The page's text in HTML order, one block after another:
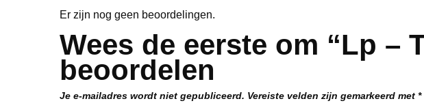
Er zijn nog geen beoordelingen.
Wees de eerste om “Lp –
beoordelen
Je e-mailadres wordt niet gepubliceerd. Vereiste velden zijn gemarkeerd met *